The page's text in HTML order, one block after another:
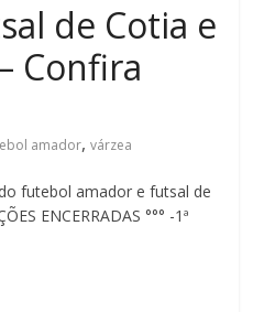
de Cotia e
Confira
amador,várzea
futebol amador e futsal de
ENCERRADAS °°° -1ª